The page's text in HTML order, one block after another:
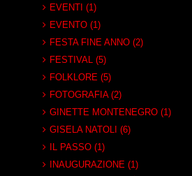
EVENTI (1)
EVENTO (1)
FESTA FINE ANNO (2)
FESTIVAL (5)
FOLKLORE (5)
FOTOGRAFIA (2)
GINETTE MONTENEGRO (1)
GISELA NATOLI (6)
IL PASSO (1)
INAUGURAZIONE (1)